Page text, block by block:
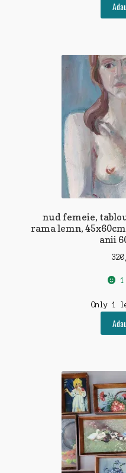
nud femeie,
rama lemn,
anii
Only 1